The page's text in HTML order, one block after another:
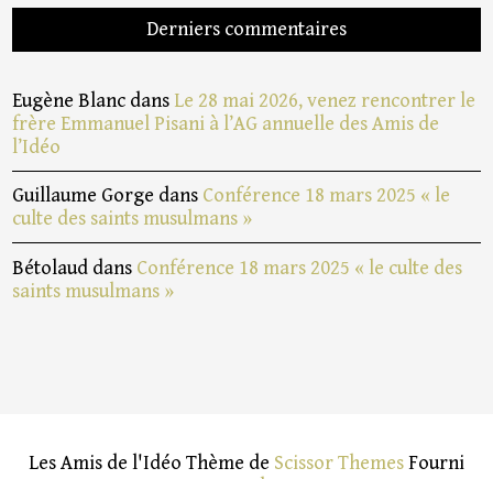
Derniers commentaires
Eugène Blanc dans Le 28 mai 2026, venez rencontrer le
frère Emmanuel Pisani à l’AG annuelle des Amis de
l’Idéo
Guillaume Gorge dans Conférence 18 mars 2025 « le
culte des saints musulmans »
Bétolaud dans Conférence 18 mars 2025 « le culte des
saints musulmans »
Les Amis de l'Idéo Thème de Scissor ThemesFourni